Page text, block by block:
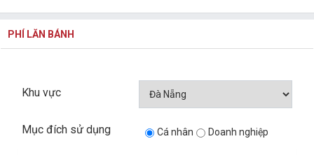
PHÍ LĂN BÁNH
Khu vực
Mục đích sử dụng Cá nhân Doanh nghiệp